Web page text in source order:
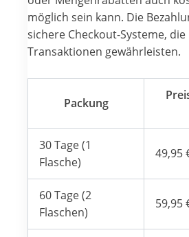
möglich sein kann. Die
sichere Checkout-Systeme, die
Transaktionen gewährleisten.
Packung
30 Tage (1
Flasche)
49,95
60 Tage (2
Flaschen)
59,95